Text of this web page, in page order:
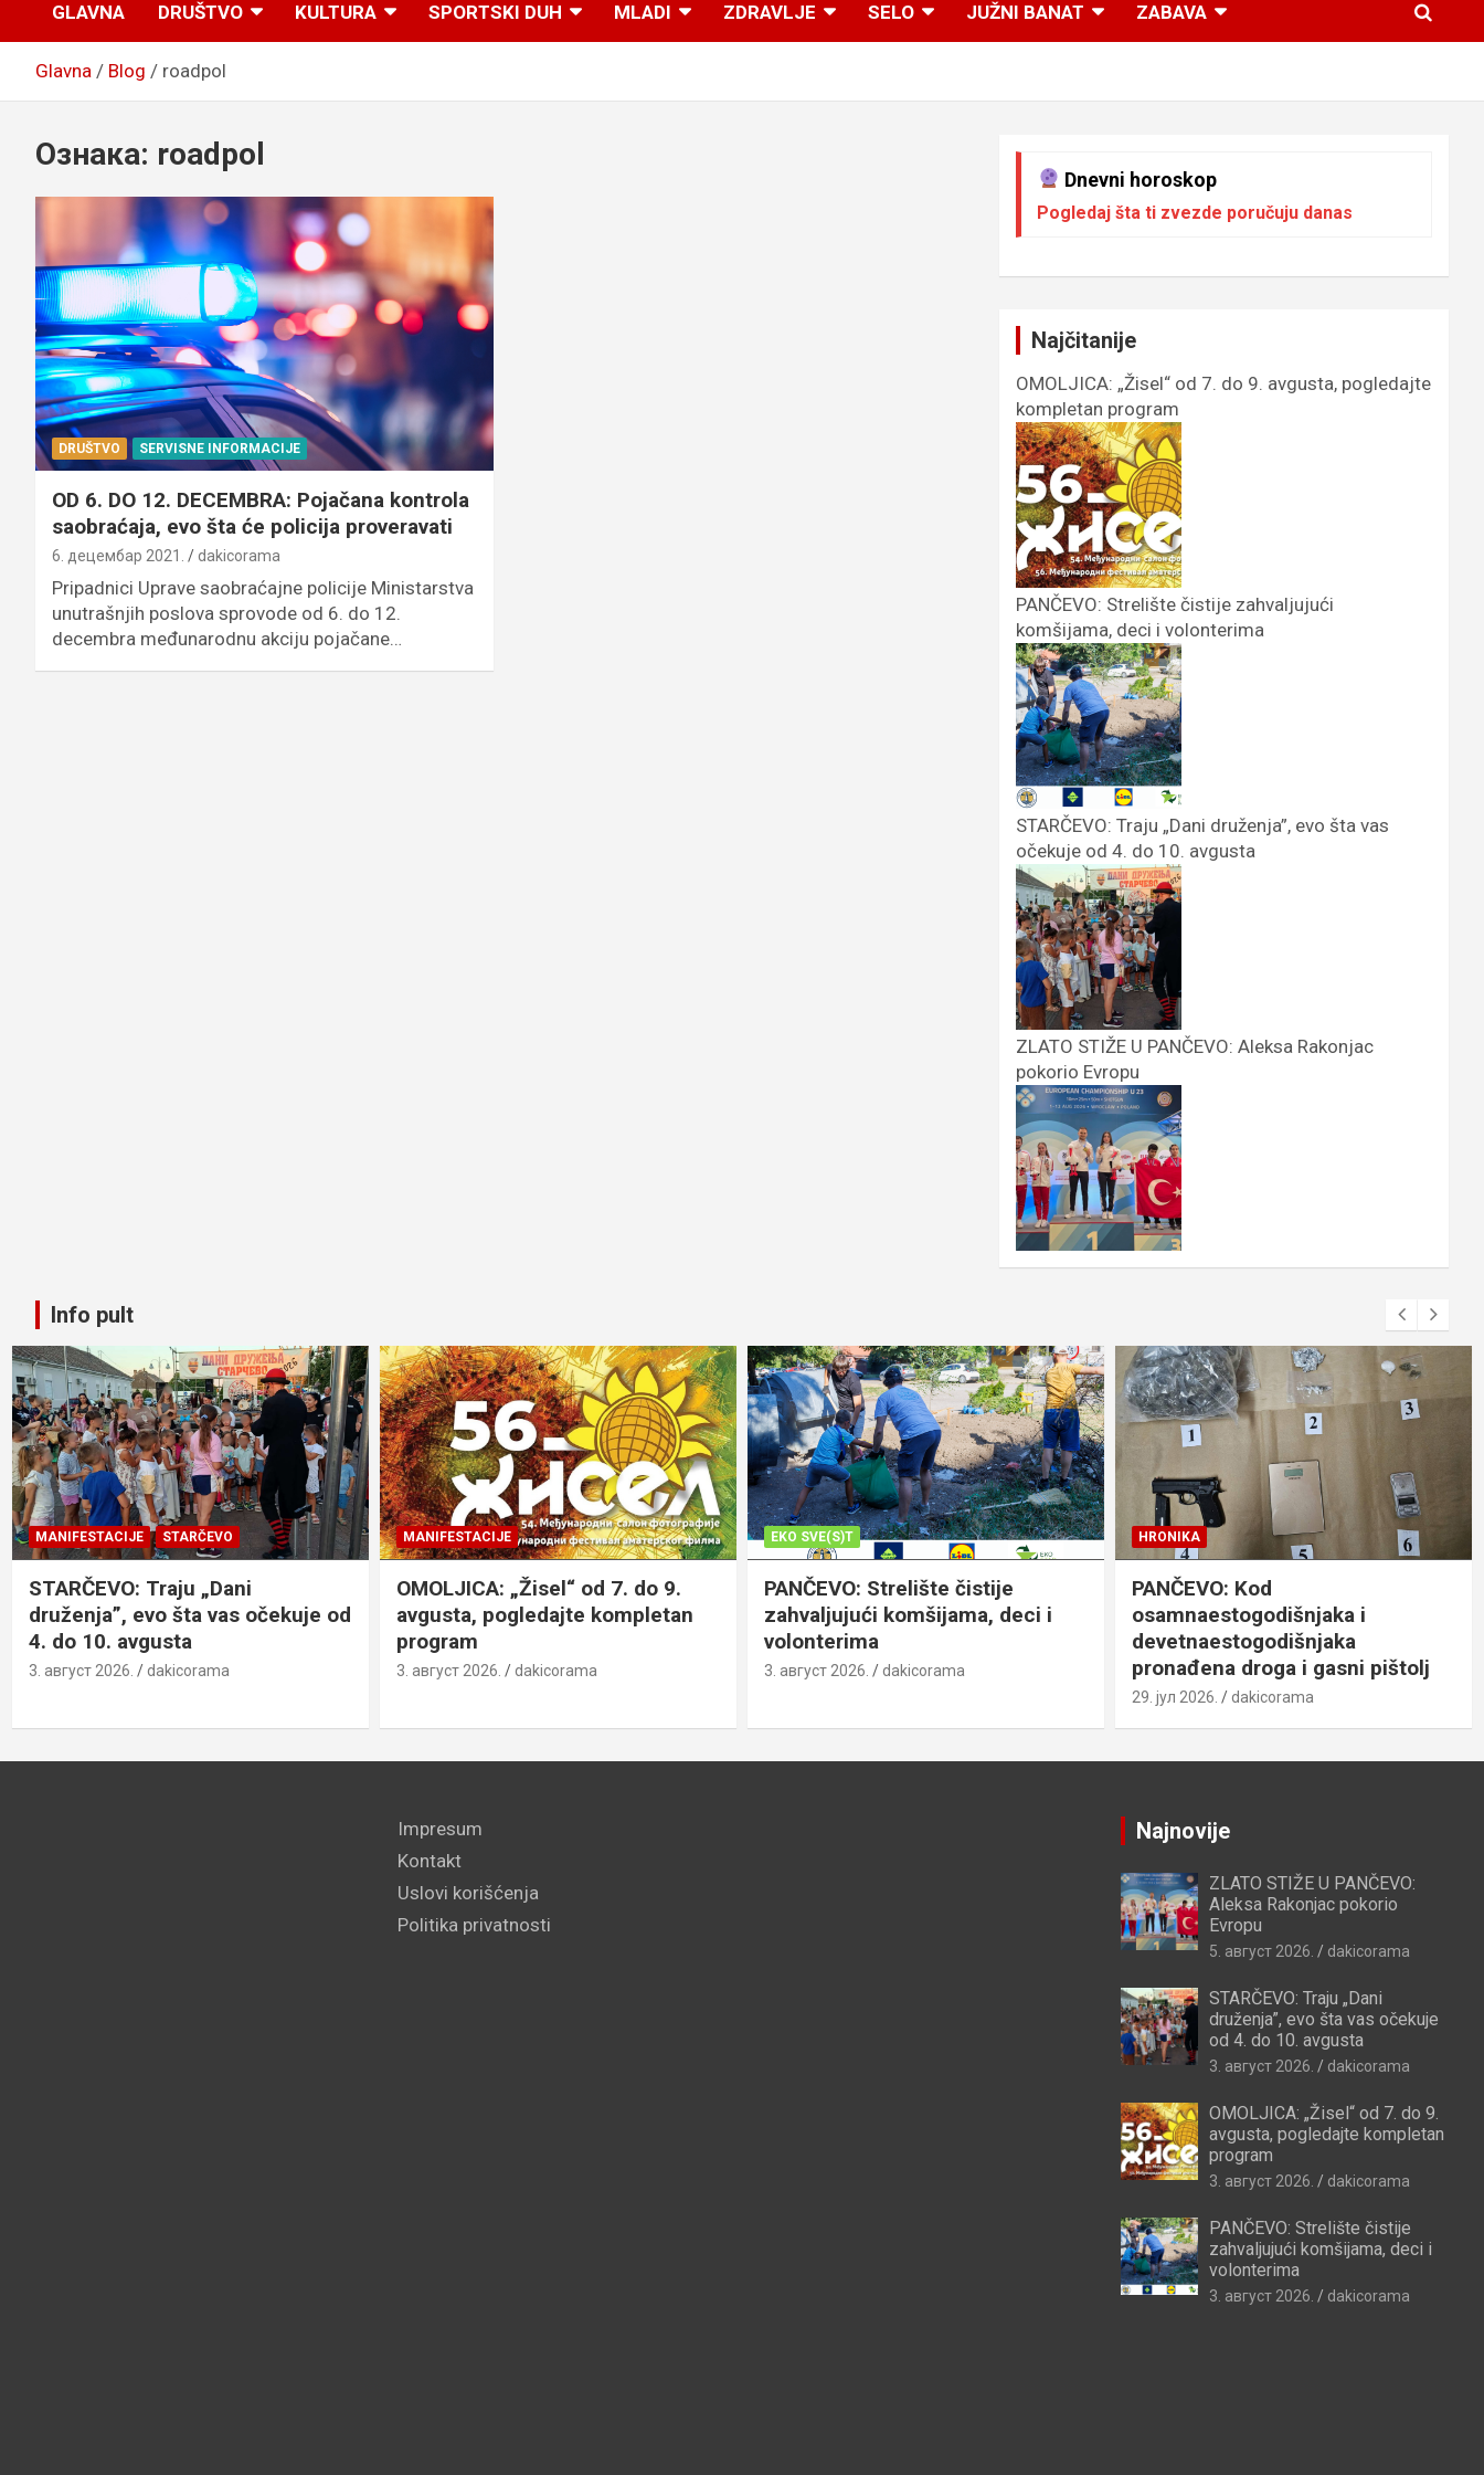
GLAVNA DRUŠTVO KULTURA SPORTSKI DUH MLADI ZDRAVLJE SELO JUŽNI BANAT ZABAVA
Glavna Blog roadpol
Ознака: roadpol
DRUŠTVO SERVISNE INFORMACIJE
OD 6. DO 12. DECEMBRA: Pojačana kontrola
saobraćaja, evo šta će policija proveravati
6. децембар 2021. dakicorama
Pripadnici Uprave saobraćajne policije Ministarstva
unutrašnjih poslova sprovode od 6. do 12.
decembra međunarodnu akciju pojačane…
Dnevni horoskop
Pogledaj šta ti zvezde poručuju danas
Najčitanije
OMOLJICA: „Žisel“ od 7. do 9. avgusta, pogledajte
kompletan program
PANČEVO: Strelište čistije zahvaljujući
komšijama, deci i volonterima
STARČEVO: Traju „Dani druženja”, evo šta vas
očekuje od 4. do 10. avgusta
ZLATO STIŽE U PANČEVO: Aleksa Rakonjac
pokorio Evropu
Info pult
MANIFESTACIJE STARČEVO
STARČEVO: Traju „Dani
druženja”, evo šta vas očekuje od
4. do 10. avgusta
3. август 2026. dakicorama
MANIFESTACIJE
OMOLJICA: „Žisel“ od 7. do 9.
avgusta, pogledajte kompletan
program
3. август 2026. dakicorama
EKO SVE(S)T
PANČEVO: Strelište čistije
zahvaljujući komšijama, deci i
volonterima
3. август 2026. dakicorama
HRONIKA
PANČEVO: Kod
osamnaestogodišnjaka i
devetnaestogodišnjaka
pronađena droga i gasni pištolj
29. јул 2026. dakicorama
Impresum
Kontakt
Uslovi korišćenja
Politika privatnosti
Najnovije
ZLATO STIŽE U PANČEVO:
Aleksa Rakonjac pokorio
Evropu
5. август 2026. dakicorama
STARČEVO: Traju „Dani
druženja”, evo šta vas očekuje
od 4. do 10. avgusta
3. август 2026. dakicorama
OMOLJICA: „Žisel“ od 7. do 9.
avgusta, pogledajte kompletan
program
3. август 2026. dakicorama
PANČEVO: Strelište čistije
zahvaljujući komšijama, deci i
volonterima
3. август 2026. dakicorama